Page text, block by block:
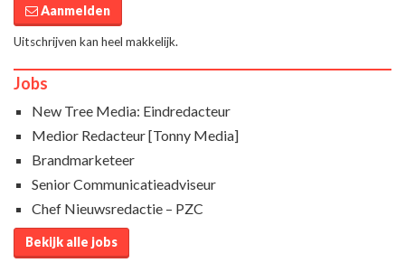
Aanmelden
Uitschrijven kan heel makkelijk.
Jobs
New Tree Media: Eindredacteur
Medior Redacteur [Tonny Media]
Brandmarketeer
Senior Communicatieadviseur
Chef Nieuwsredactie – PZC
Bekijk alle jobs